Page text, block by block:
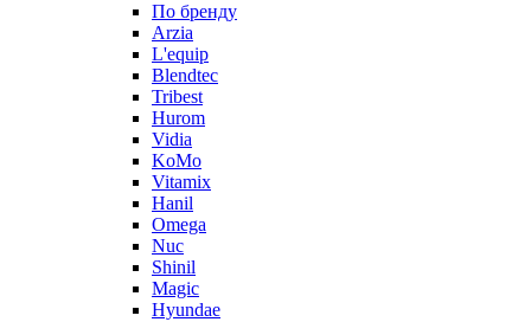
По бренду
Arzia
L'equip
Blendtec
Tribest
Hurom
Vidia
KoMo
Vitamix
Hanil
Omega
Nuc
Shinil
Magic
Hyundae